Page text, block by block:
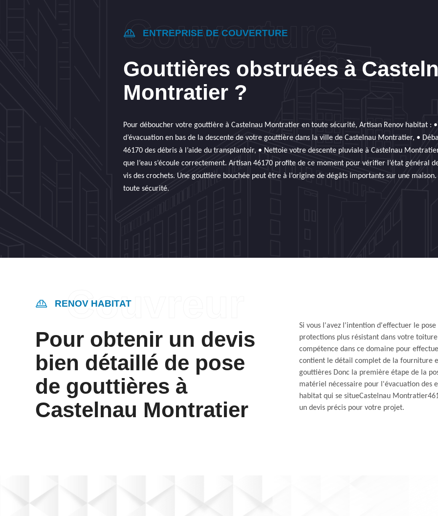
ENTREPRISE DE COUVERTURE
Gouttières obstruées à
Montratier ?
Pour déboucher votre gouttière à Castelnau Montratier en toute sécurité, Artisan Renov habitat :
d’évacuation en bas de la descente de votre gouttière dans la ville de Castelnau Montratier, •
46170 des débris à l’aide du transplantoir, • Nettoie votre descente pluviale à Castelnau
que l’eau s’écoule correctement. Artisan 46170 profite de ce moment pour vérifier l’état général
vis des crochets. Une gouttière bouchée peut être à l’origine de dégâts importants sur une
toute sécurité.
RENOV HABITAT
Pour obtenir un devis
bien détaillé de pose
de gouttières à
Castelnau Montratier
Si vous l'avez l'intention d'effectuer le
protections plus résistant dans votre
compétence dans ce domaine pour
contient le détail complet de la fourniture
gouttières Donc la première étape de la
matériel nécessaire pour l'évacuation des
habitat qui se situeCastelnau
un devis précis pour votre projet.